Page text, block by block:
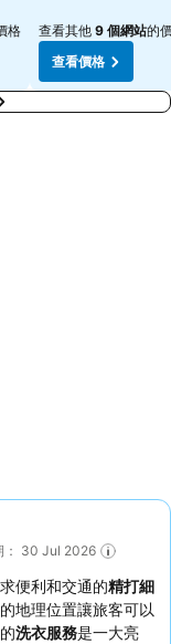
格
查看其他 9 個網站的
查看價格
： 30 Jul 2026
便利和交通的精打細
的地理位置讓旅客可以
洗衣服務是一大亮